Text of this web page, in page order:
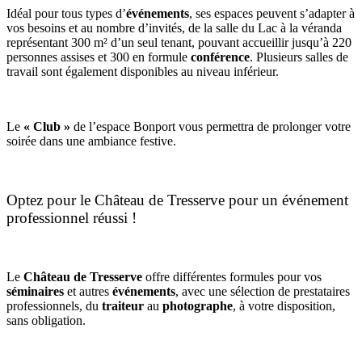
Idéal pour tous types d’événements, ses espaces peuvent s’adapter à
vos besoins et au nombre d’invités, de la salle du Lac à la véranda
représentant 300 m² d’un seul tenant, pouvant accueillir jusqu’à 220
personnes assises et 300 en formule conférence. Plusieurs salles de
travail sont également disponibles au niveau inférieur.
Le « Club » de l’espace Bonport vous permettra de prolonger votre
soirée dans une ambiance festive.
Optez pour le Château de Tresserve pour un événement
professionnel réussi !
Le Château de Tresserve offre différentes formules pour vos
séminaires et autres événements, avec une sélection de prestataires
professionnels, du traiteur au photographe, à votre disposition,
sans obligation.